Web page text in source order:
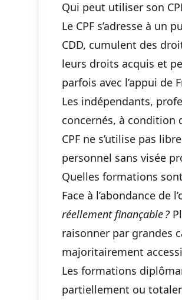
Qui peut utiliser son
Le CPF s’adresse à un
CDD, cumulent des
leurs droits acquis et
parfois avec l’appui de
Les indépendants,
concernés, à condition
CPF ne s’utilise pas
personnel sans visée
Quelles formations
Face à l’abondance de
réellement finançable ?
raisonner par grandes
majoritairement
Les formations
partiellement ou